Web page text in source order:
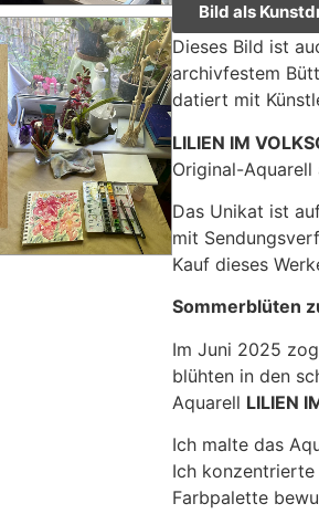
Bild als
Dieses Bild ist
archivfestem
datiert mit
LILIEN IM
Original-
Das Unikat ist
mit
Kauf dieses
Sommerblüten
Im Juni 2025
blühten in den
Aquarell LILIEN
Ich malte das
Ich
Farbpalette